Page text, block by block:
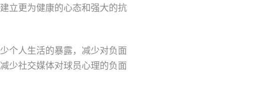
立更为健康的心态和强大的抗
个人生活的暴露，减少对负面
少社交媒体对球员心理的负面